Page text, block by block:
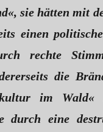
sie hätten mit
einen
rechte
die
im Wald«
durch eine